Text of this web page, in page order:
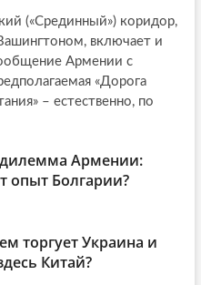
(«Срединный») коридор,
включает и
Армении с
«Дорога
– естественно, по
Армении:
опыт Болгарии?
торгует Украина и
Китай?